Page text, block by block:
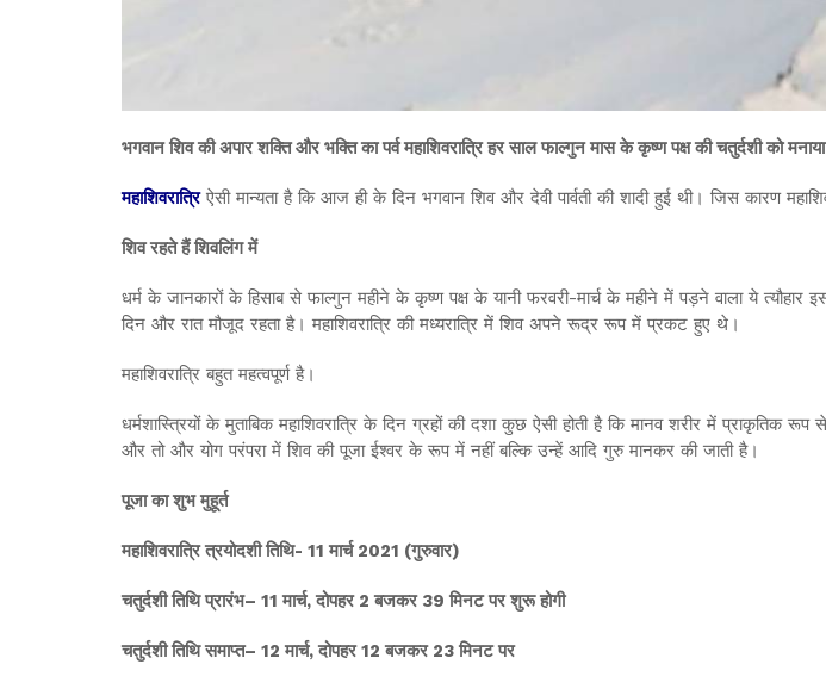
भगवान शिव की अपार शक्ति और भक्ति का पर्व महाशिवरात्रि हर साल फाल्‍गुन मास के कृष्‍ण पक्ष की चतुर्दशी को
महाशिवरात्रिऐसी मान्यता है कि आज ही के दिन भगवान शिव और देवी पार्वती की शादी हुई थी। जिस कारण
शिव रहते हैं शिवलिंग में
धर्म के जानकारों के हिसाब से फाल्गुन महीने के कृष्ण पक्ष के यानी फरवरी-मार्च के महीने में पड़ने वाला ये
दिन और रात मौजूद रहता है। महाशिवरात्रि की मध्यरात्रि में शिव अपने रूद्र रूप में प्रकट हुए थे।
महाशिवरात्रि बहुत महत्वपूर्ण है।
धर्मशास्त्रियों के मुताबिक महाशिवरात्रि के दिन ग्रहों की दशा कुछ ऐसी होती है कि मानव शरीर में प्राकृतिक
और तो और योग परंपरा में शिव की पूजा ईश्वर के रूप में नहीं बल्कि उन्हें आदि गुरु मानकर की जाती है।
पूजा का शुभ मुहूर्त
महाशिवरात्रि त्रयोदशी तिथि- 11 मार्च 2021 (गुरुवार)
चतुर्दशी तिथि प्रारंभ– 11 मार्च, दोपहर 2 बजकर 39 मिनट पर शुरू होगी
चतुर्दशी तिथि समाप्त– 12 मार्च, दोपहर 12 बजकर 23 मिनट पर